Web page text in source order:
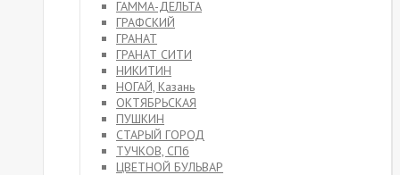
ГАММА-ДЕЛЬТА
ГРАФСКИЙ
ГРАНАТ
ГРАНАТ СИТИ
НИКИТИН
НОГАЙ, Казань
ОКТЯБРЬСКАЯ
ПУШКИН
СТАРЫЙ ГОРОД
ТУЧКОВ, СПб
ЦВЕТНОЙ БУЛЬВАР